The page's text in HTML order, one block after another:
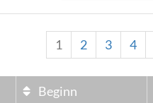
1 2 3 4
Beginn